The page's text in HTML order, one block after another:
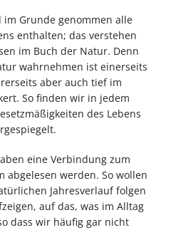
im Grunde genommen alle
enthalten; das verstehen
im Buch der Natur. Denn
wahrnehmen ist einerseits
aber auch tief im
So finden wir in jedem
des Lebens
eine Verbindung zum
abgelesen werden. So wollen
Jahresverlauf folgen
auf das, was im Alltag
dass wir häufig gar nicht